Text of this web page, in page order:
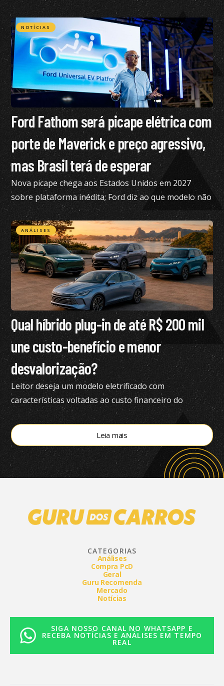
conforto e mais
NOTÍCIAS
Ford Fathom será picape elétrica com
porte de Maverick e preço agressivo,
mas Brasil terá de esperar
Nova picape chega aos Estados Unidos em 2027
sobre plataforma inédita; Ford diz ao que modelo não
está nos planos para o Brasil no momento
ANÁLISES
Qual híbrido plug-in de até R$ 200 mil
une custo-benefício e menor
desvalorização?
Leitor deseja um modelo eletrificado com
características voltadas ao custo financeiro do
produto e pediu nossa análise completa
Leia mais
CATEGORIAS
Análises
Compra PcD
Geral
Guru Recomenda
Mercado
Notícias
SIGA NOSSO CANAL NO WHATSAPP E
RECEBA NOTÍCIAS E ANÁLISES EM TEMPO
REAL